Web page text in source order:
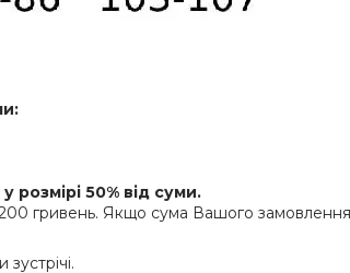
50% від суми.
гривень. Якщо сума Вашого